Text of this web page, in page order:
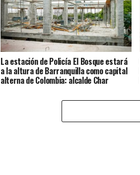
La estación de Policía El Bosque estará
a la altura de Barranquilla como capital
alterna de Colombia: alcalde Char